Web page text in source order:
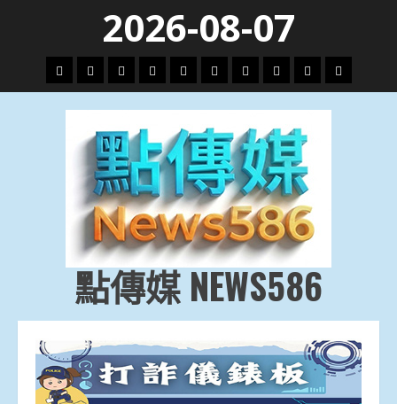
content
2026-08-07
頭
條
財
經
地
方.
會
文
教.
技
專
題
娛
樂
劇
政
治
國
際
運
動
生
活
點傳媒 NEWS586